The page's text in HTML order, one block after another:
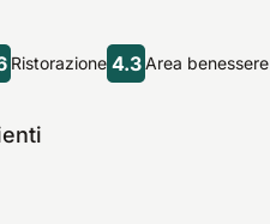
Ristorazione 4.3 Area benessere